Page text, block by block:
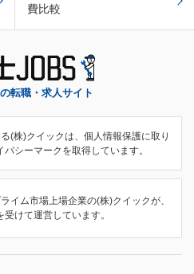
費比較
転職・求人サイト
(株)クイックは、個人情報保護に取り
シーマークを取得しています。
イム市場上場企業の(株)クイックが、
けて運営しています。